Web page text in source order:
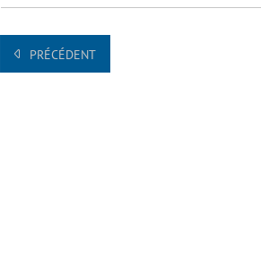
PRÉCÉDENT